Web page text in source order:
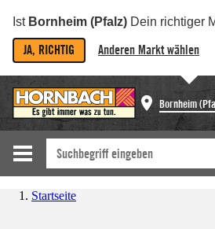
Ist Bornheim (Pfalz) Dein richtiger
JA, RICHTIG Anderen Markt wählen
Bornheim
Startseite